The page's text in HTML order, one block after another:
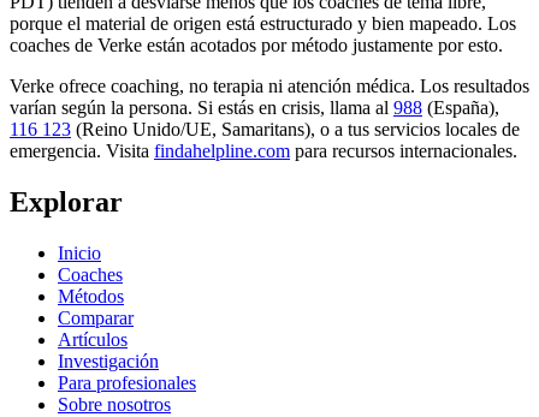
porque el material de origen está estructurado y bien mapeado. Los
coaches de Verke están acotados por método justamente por esto.
Verke ofrece coaching, no terapia ni atención médica. Los resultados
varían según la persona. Si estás en crisis, llama al 988 (España),
116 123 (Reino Unido/UE, Samaritans), o a tus servicios locales de
emergencia. Visita findahelpline.com para recursos internacionales.
Explorar
Inicio
Coaches
Métodos
Comparar
Artículos
Investigación
Para profesionales
Sobre nosotros